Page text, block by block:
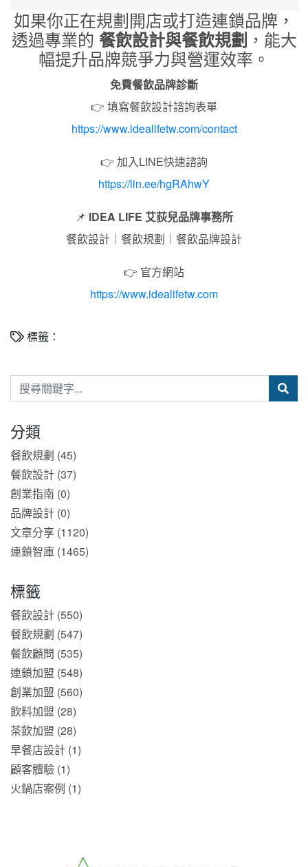
如果你正在規劃開店或打造連鎖品牌，
透過專業的 餐飲設計與餐飲規劃 ，能大
幅提升品牌競爭力與營運效率。
免費餐飲品牌診斷
👉 填寫餐飲設計諮詢表單
https://www.idealifetw.com/contact
👉 加入LINE快速諮詢
https://lin.ee/hgRAhwY
📌 IDEA LIFE 艾荻兒品牌事務所
餐飲設計｜餐飲規劃｜餐飲品牌設計
👉 官方網站
https://www.idealifetw.com
標籤：
分類
餐飲規劃 (45)
餐飲設計 (37)
創業指南 (0)
品牌設計 (0)
文章分享 (1120)
連鎖智庫 (1465)
標籤
餐飲設計 (550)
餐飲規劃 (547)
餐飲顧問 (535)
連鎖加盟 (548)
創業加盟 (560)
飲料加盟 (28)
茶飲加盟 (28)
早餐店設計 (1)
顧客體驗 (1)
火鍋店案例 (1)